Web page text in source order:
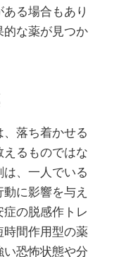
る場合もあり
的な薬が見つか
落ち着かせる
えるものではな
、一人でいる
に影響を与え
の脱感作トレ
時間作用型の薬
恐怖状態や分